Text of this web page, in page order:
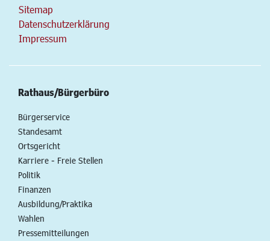
Sitemap
Datenschutzerklärung
Impressum
Rathaus/Bürgerbüro
Bürgerservice
Standesamt
Ortsgericht
Karriere - Freie Stellen
Politik
Finanzen
Ausbildung/Praktika
Wahlen
Pressemitteilungen